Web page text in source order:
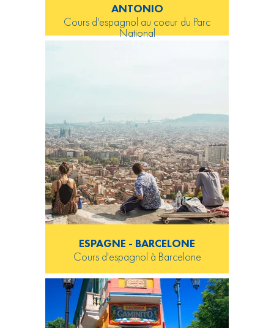
ANTONIO
Cours d'espagnol au coeur du Parc
National
ESPAGNE - BARCELONE
Cours d'espagnol à Barcelone